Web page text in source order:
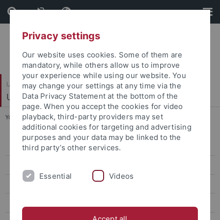
Skip
to
content
Skip
to
footer
Universitätsbibliothek
Universitätsarchiv
You are here: Startseite ... Vorlesungsverzeichnisse
Literatur
Universität im Nationalsozialismus
Privacy settings
Our website uses cookies. Some of them are
mandatory, while others allow us to improve
your experience while using our website. You
may change your settings at any time via the
Data Privacy Statement at the bottom of the
page. When you accept the cookies for video
playback, third-party providers may set
additional cookies for targeting and advertising
purposes and your data may be linked to the
third party’s other services.
Essential Videos